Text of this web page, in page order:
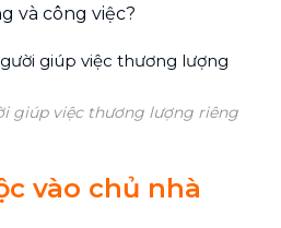
và công việc?
giúp việc thương lượng riêng
vào chủ nhà